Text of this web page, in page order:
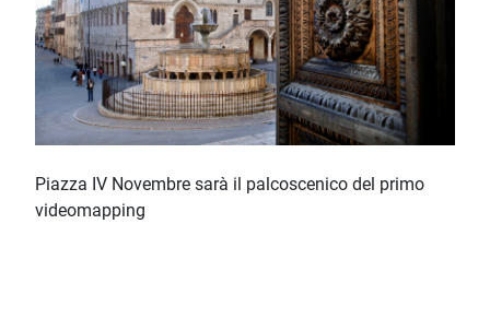
Piazza IV Novembre sarà il palcoscenico del primo
videomapping